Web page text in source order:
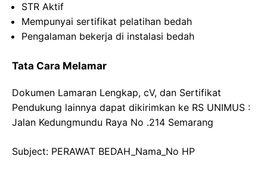
STR Aktif
Mempunyai sertifikat pelatihan bedah
Pengalaman bekerja di instalasi bedah
Tata Cara Melamar
Dokumen Lamaran Lengkap, cV, dan Sertifikat
Pendukung lainnya dapat dikirimkan ke RS UNIMUS :
Jalan Kedungmundu Raya No .214 Semarang
Subject: PERAWAT BEDAH_Nama_No HP